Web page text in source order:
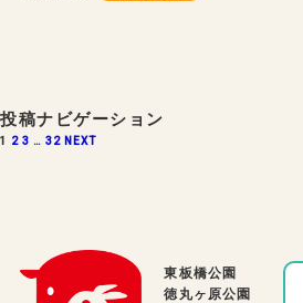
投稿ナビゲーション
1 2 3 … 32 NEXT
東板橋公園
徳丸ヶ原公園